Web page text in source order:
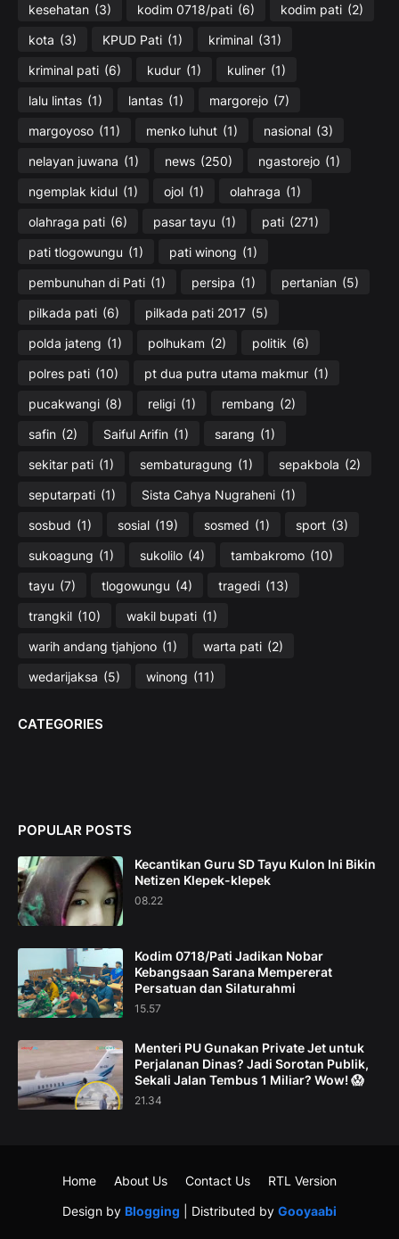
kesehatan (3) kodim 0718/pati (6) kodim pati (2)
kota (3) KPUD Pati (1) kriminal (31)
kriminal pati (6) kudur (1) kuliner (1)
lalu lintas (1) lantas (1) margorejo (7)
margoyoso (11) menko luhut (1) nasional (3)
nelayan juwana (1) news (250) ngastorejo (1)
ngemplak kidul (1) ojol (1) olahraga (1)
olahraga pati (6) pasar tayu (1) pati (271)
pati tlogowungu (1) pati winong (1)
pembunuhan di Pati (1) persipa (1) pertanian (5)
pilkada pati (6) pilkada pati 2017 (5)
polda jateng (1) polhukam (2) politik (6)
polres pati (10) pt dua putra utama makmur (1)
pucakwangi (8) religi (1) rembang (2)
safin (2) Saiful Arifin (1) sarang (1)
sekitar pati (1) sembaturagung (1) sepakbola (2)
seputarpati (1) Sista Cahya Nugraheni (1)
sosbud (1) sosial (19) sosmed (1) sport (3)
sukoagung (1) sukolilo (4) tambakromo (10)
tayu (7) tlogowungu (4) tragedi (13)
trangkil (10) wakil bupati (1)
warih andang tjahjono (1) warta pati (2)
wedarijaksa (5) winong (11)
CATEGORIES
POPULAR POSTS
Kecantikan Guru SD Tayu Kulon Ini Bikin
Netizen Klepek-klepek
08.22
Kodim 0718/Pati Jadikan Nobar
Kebangsaan Sarana Mempererat
Persatuan dan Silaturahmi
15.57
Menteri PU Gunakan Private Jet untuk
Perjalanan Dinas? Jadi Sorotan Publik,
Sekali Jalan Tembus 1 Miliar? Wow! 😱
21.34
Design by Blogging | Distributed by Gooyaabi
Home About Us Contact Us RTL Version